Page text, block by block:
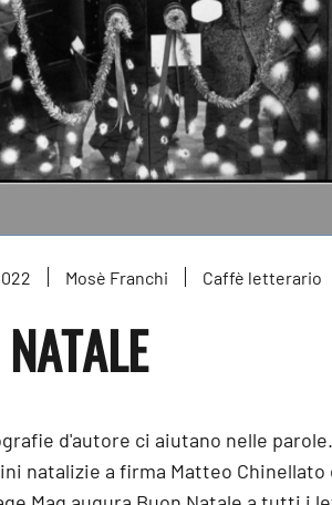
Mosè Franchi Caffè letterario
d'autore ci aiutano nelle
natalizie a firma Matteo